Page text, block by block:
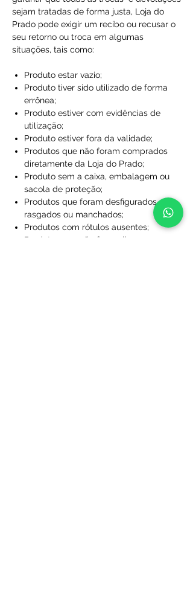
sejam tratadas de forma justa, Loja do
Prado pode exigir um recibo ou recusar o
seu retorno ou troca em algumas
situações, tais como:
Produto estar vazio;
Produto tiver sido utilizado de forma
errônea;
Produto estiver com evidências de
utilização;
Produto estiver fora da validade;
Produtos que não foram comprados
diretamente da Loja do Prado;
Produto sem a caixa, embalagem ou
sacola de proteção;
Produtos que foram desfigurados,
rasgados ou manchados;
Produtos com rótulos ausentes;
Produtos que não foram limpos;